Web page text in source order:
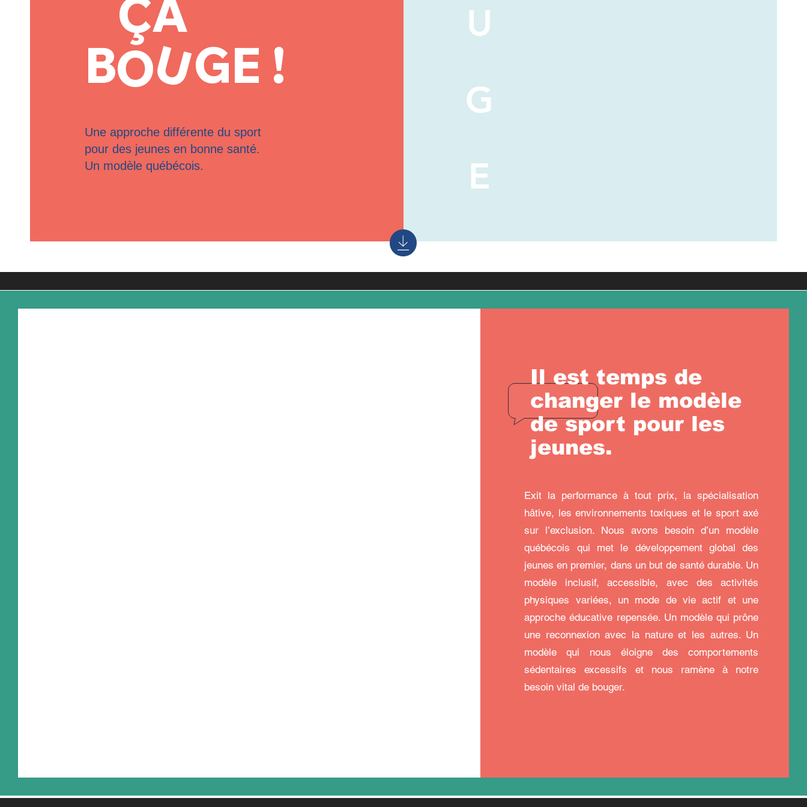
ÇA
B GE !
U
O
Une approche différente du sport
pour des jeunes en bonne santé.
Un modèle québécois.
U
G
E
Il est temps de
changer le modèle
de sport pour les
jeunes.
Exit la performance à tout prix, la spécialisation
hâtive, les environnements toxiques et le sport axé
sur l’exclusion. Nous avons besoin d’un modèle
québécois qui met le développement global des
jeunes en premier, dans un but de santé durable. Un
modèle inclusif, accessible, avec des activités
physiques variées, un mode de vie actif et une
approche éducative repensée. Un modèle qui prône
une reconnexion avec la nature et les autres. Un
modèle qui nous éloigne des comportements
sédentaires excessifs et nous ramène à notre
besoin vital de bouger.